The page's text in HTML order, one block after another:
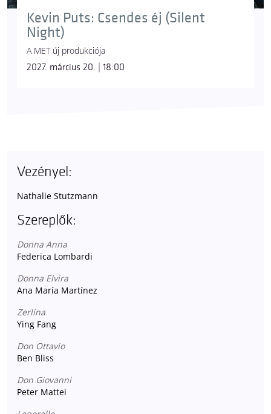
Kevin Puts: Csendes éj (Silent
Night)
A MET új produkciója
2027. március 20. | 18:00
Vezényel:
Nathalie Stutzmann
Szereplők:
Donna Anna
Federica Lombardi
Donna Elvira
Ana María Martínez
Zerlina
Ying Fang
Don Ottavio
Ben Bliss
Don Giovanni
Peter Mattei